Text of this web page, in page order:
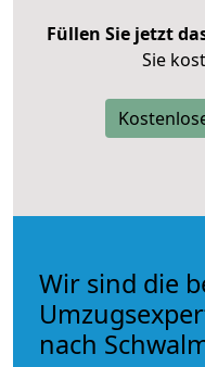
Füllen Sie jetzt
Sie
Wir sind die
nach